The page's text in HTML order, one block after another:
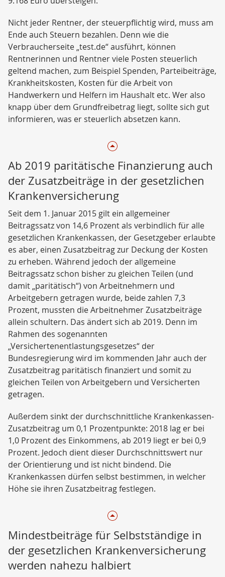
Nicht jeder Rentner, der steuerpflichtig wird, muss am
Ende auch Steuern bezahlen. Denn wie die
Verbraucherseite „test.de“ ausführt, können
Rentnerinnen und Rentner viele Posten steuerlich
geltend machen, zum Beispiel Spenden, Parteibeiträge,
Krankheitskosten, Kosten für die Arbeit von
Handwerkern und Helfern im Haushalt etc. Wer also
knapp über dem Grundfreibetrag liegt, sollte sich gut
informieren, was er steuerlich absetzen kann.
Ab 2019 paritätische Finanzierung auch
der Zusatzbeiträge in der gesetzlichen
Krankenversicherung
Seit dem 1. Januar 2015 gilt ein allgemeiner
Beitragssatz von 14,6 Prozent als verbindlich für alle
gesetzlichen Krankenkassen, der Gesetzgeber erlaubte
es aber, einen Zusatzbeitrag zur Deckung der Kosten
zu erheben. Während jedoch der allgemeine
Beitragssatz schon bisher zu gleichen Teilen (und
damit „paritätisch“) von Arbeitnehmern und
Arbeitgebern getragen wurde, beide zahlen 7,3
Prozent, mussten die Arbeitnehmer Zusatzbeiträge
allein schultern. Das ändert sich ab 2019. Denn im
Rahmen des sogenannten
„Versichertenentlastungsgesetzes“ der
Bundesregierung wird im kommenden Jahr auch der
Zusatzbeitrag paritätisch finanziert und somit zu
gleichen Teilen von Arbeitgebern und Versicherten
getragen.
Außerdem sinkt der durchschnittliche Krankenkassen-
Zusatzbeitrag um 0,1 Prozentpunkte: 2018 lag er bei
1,0 Prozent des Einkommens, ab 2019 liegt er bei 0,9
Prozent. Jedoch dient dieser Durchschnittswert nur
der Orientierung und ist nicht bindend. Die
Krankenkassen dürfen selbst bestimmen, in welcher
Höhe sie ihren Zusatzbeitrag festlegen.
Mindestbeiträge für Selbstständige in
der gesetzlichen Krankenversicherung
werden nahezu halbiert